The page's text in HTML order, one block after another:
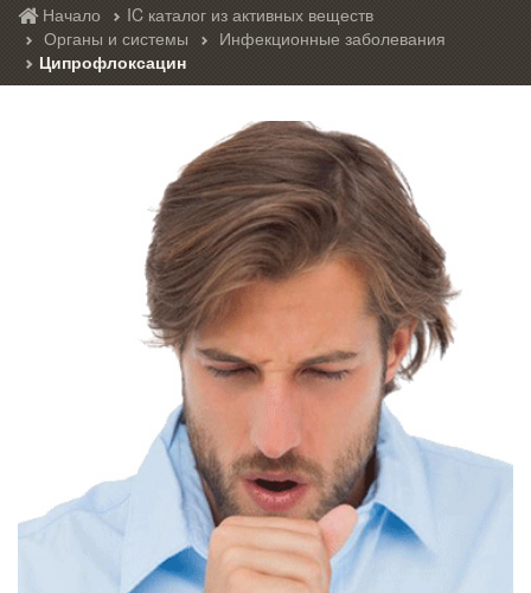
Начало
IC каталог из активных веществ
Органы и системы
Инфекционные заболевания
Ципрофлоксацин